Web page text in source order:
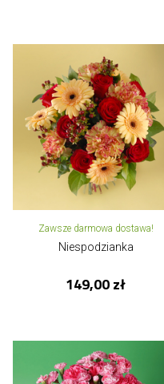
Zawsze darmowa dostawa!
Niespodzianka
149,00 zł